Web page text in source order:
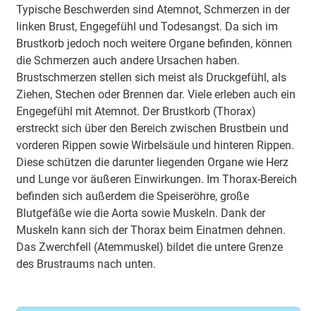
Typische Beschwerden sind Atemnot, Schmerzen in der
linken Brust, Engegefühl und Todesangst. Da sich im
Brustkorb jedoch noch weitere Organe befinden, können
die Schmerzen auch andere Ursachen haben.
Brustschmerzen stellen sich meist als Druckgefühl, als
Ziehen, Stechen oder Brennen dar. Viele erleben auch ein
Engegefühl mit Atemnot. Der Brustkorb (Thorax)
erstreckt sich über den Bereich zwischen Brustbein und
vorderen Rippen sowie Wirbelsäule und hinteren Rippen.
Diese schützen die darunter liegenden Organe wie Herz
und Lunge vor äußeren Einwirkungen. Im Thorax-Bereich
befinden sich außerdem die Speiseröhre, große
Blutgefäße wie die Aorta sowie Muskeln. Dank der
Muskeln kann sich der Thorax beim Einatmen dehnen.
Das Zwerchfell (Atemmuskel) bildet die untere Grenze
des Brustraums nach unten.